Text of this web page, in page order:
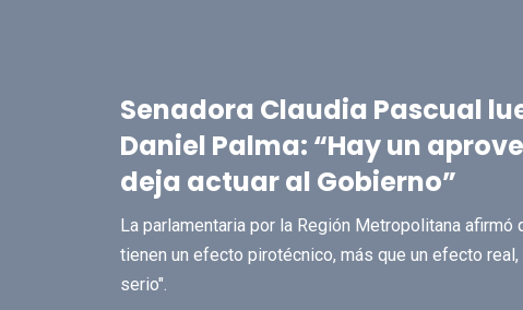
Senadora Claudia Pascual
Daniel Palma: “Hay un
deja actuar al Gobierno”
La parlamentaria por la Región Metropolitana
tienen un efecto pirotécnico, más que un efecto
serio".